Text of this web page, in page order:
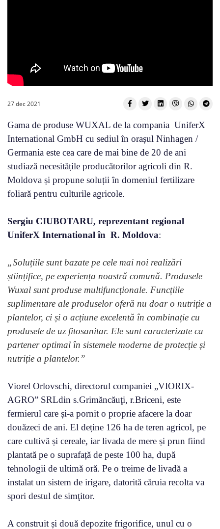
27 dec 2021
Gama de produse WUXAL de la compania UniferX
International GmbH cu sediul în orașul Ninhagen /
Germania este cea care de mai bine de 20 de ani
studiază necesitățile producătorilor agricoli din R.
Moldova și propune soluții în domeniul fertilizare
foliară pentru culturile agricole.
Sergiu CIUBOTARU, reprezentant regional
UniferX International în R. Moldova:
„Soluțiile sunt bazate pe cele mai noi realizări
științifice, pe experiența noastră comună. Produsele
Wuxal sunt produse multifuncționale. Funcțiile
suplimentare ale produselor oferă nu doar o nutriție a
plantelor, ci și o acțiune excelentă în combinație cu
produsele de uz fitosanitar. Ele sunt caracterizate ca
partener optimal în sistemele moderne de protecție și
nutriție a plantelor.”
Viorel Orlovschi, directorul companiei „VIORIX-
AGRO” SRLdin s.Grimăncăuţi, r.Briceni, este
fermierul care și-a pornit o proprie afacere la doar
douăzeci de ani. El deține 126 ha de teren agricol, pe
care cultivă și cereale, iar livada de mere și prun fiind
plantată pe o suprafață de peste 100 ha, după
tehnologii de ultimă oră. Pe o treime de livadă a
instalat un sistem de irigare, datorită căruia recolta va
spori destul de simţitor.
A construit și două depozite frigorifice, unul cu o